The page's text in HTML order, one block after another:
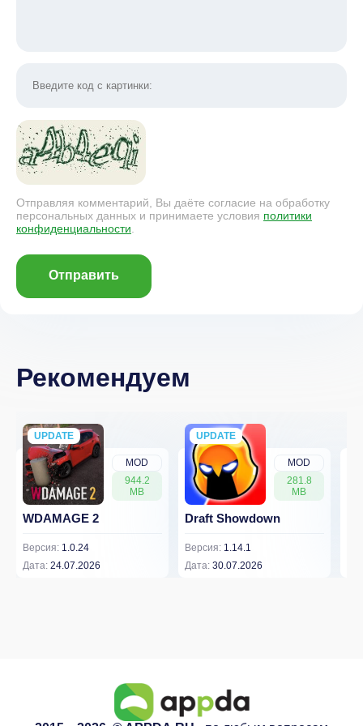
Отправляя комментарий, Вы даёте согласие на обработку
персональных данных и принимаете условия политики
конфиденциальности.
Отправить
Рекомендуем
MOD
944.2
MB
UPDATE
NEW
WDAMAGE 2
Версия: 1.0.24
Дата: 24.07.2026
MOD
281.8
MB
UPDATE
NEW
Draft Showdown
Версия: 1.14.1
Дата: 30.07.2026